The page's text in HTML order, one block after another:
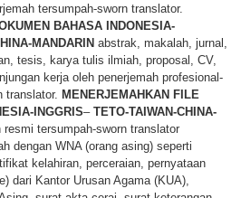
tersumpah-sworn translator.
BAHASA INDONESIA-
MANDARIN abstrak, makalah, jurnal,
tesis, karya tulis ilmiah, proposal, CV,
kerja oleh penerjemah profesional-
translator. MENERJEMAHKAN FILE
INGGRIS–TETO-TAIWAN-CHINA-
resmi tersumpah-sworn translator
dengan WNA (orang asing) seperti
kelahiran, perceraian, pernyataan
dari Kantor Urusan Agama (KUA),